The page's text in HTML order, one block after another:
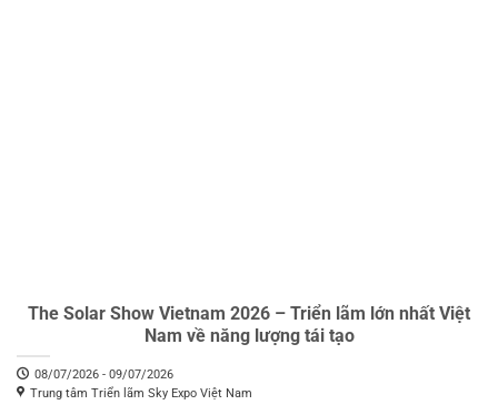
The Solar Show Vietnam 2026 – Triển lãm lớn nhất Việt
Nam về năng lượng tái tạo
08/07/2026 - 09/07/2026
Trung tâm Triển lãm Sky Expo Việt Nam